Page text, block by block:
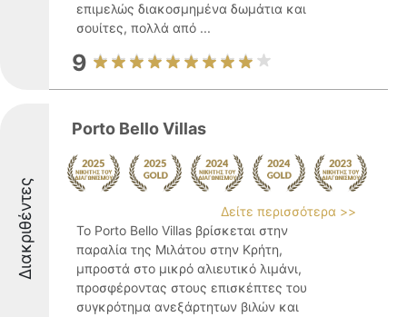
επιμελώς διακοσμημένα δωμάτια και
σουίτες, πολλά από ...
9
Διακριθέντες
Porto Bello Villas
Δείτε περισσότερα >>
Το Porto Bello Villas βρίσκεται στην
παραλία της Μιλάτου στην Κρήτη,
μπροστά στο μικρό αλιευτικό λιμάνι,
προσφέροντας στους επισκέπτες του
συγκρότημα ανεξάρτητων βιλών και